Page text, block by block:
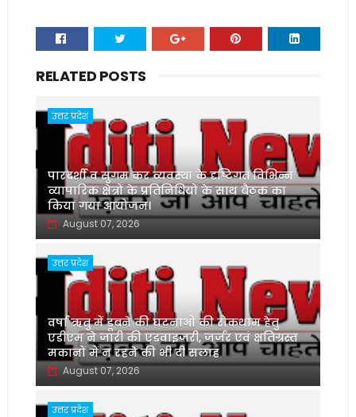
RELATED POSTS
उत्तर प्रदेश
पारदर्शी व सुगम कर व्यवस्था के दृष्टिगत विभिन्न
व्यापारिक क्षेत्रों के प्रतिनिधियों के साथ बैठक का
किया गया आयोजन।
August 07, 2026
उत्तर प्रदेश
वर्षा ऋतु में डूबने की घटनाओं की रोकथाम हेतु
एडीएम ने जारी की एडवाइजरी, जर्जर एवं क्षतिग्रस्त
मकानों में न रहने की भी दी सलाह
August 07, 2026
उत्तर प्रदेश